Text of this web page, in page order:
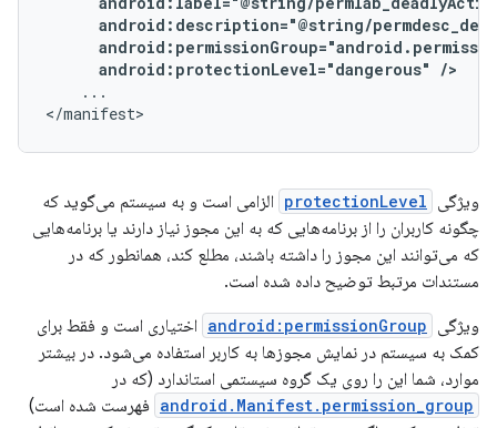
android:protectionLevel="dangerous" />
...
</manifest>
ویژگی protectionLevel الزامی است و به سیستم می‌گوید که
چگونه کاربران را از برنامه‌هایی که به این مجوز نیاز دارند یا برنامه‌هایی
که می‌توانند این مجوز را داشته باشند، مطلع کند، همانطور که در
مستندات مرتبط توضیح داده شده است.
ویژگی android:permissionGroup اختیاری است و فقط برای
کمک به سیستم در نمایش مجوزها به کاربر استفاده می‌شود. در بیشتر
موارد، شما این را روی یک گروه سیستمی استاندارد (که در
android.Manifest.permission_group فهرست شده است)